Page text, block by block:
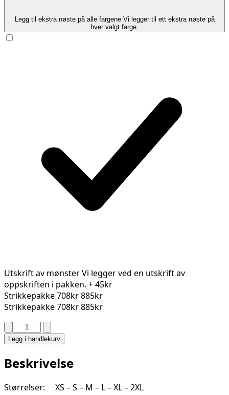
Legg til ekstra nøste på alle fargene Vi legger til ett ekstra nøste på
hver valgt farge.
Utskrift av mønsterVi legger ved en utskrift av
oppskriften i pakken. + 45kr
Strikkepakke708kr885kr
Strikkepakke708kr885kr
KAILANI
JAKKE
8
antall
Legg i handlekurv
Beskrivelse
Størrelser: XS – S – M – L – XL – 2XL